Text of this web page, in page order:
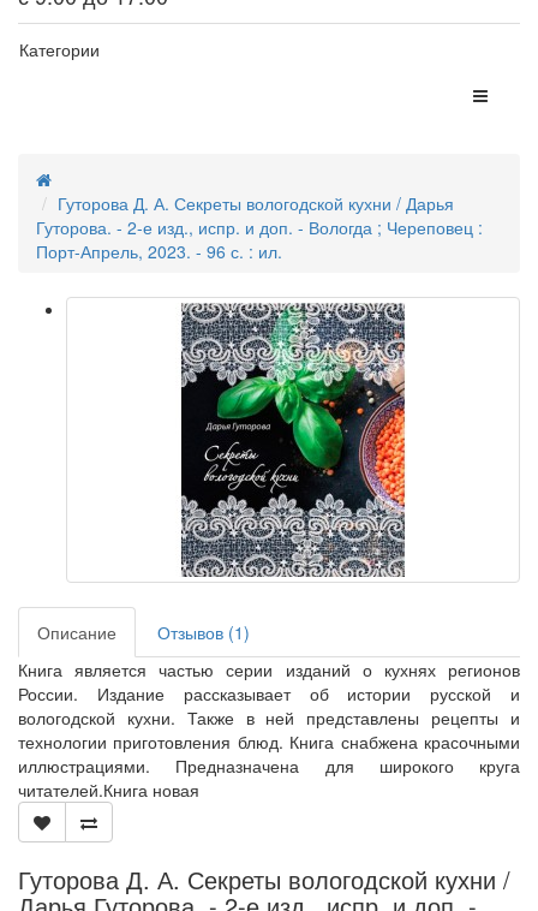
Категории
Гуторова Д. А. Секреты вологодской кухни / Дарья
Гуторова. - 2-е изд., испр. и доп. - Вологда ; Череповец :
Порт-Апрель, 2023. - 96 с. : ил.
Описание
Отзывов (1)
Книга является частью серии изданий о кухнях регионов
России. Издание рассказывает об истории русской и
вологодской кухни. Также в ней представлены рецепты и
технологии приготовления блюд. Книга снабжена красочными
иллюстрациями. Предназначена для широкого круга
читателей.Книга новая
Гуторова Д. А. Секреты вологодской кухни /